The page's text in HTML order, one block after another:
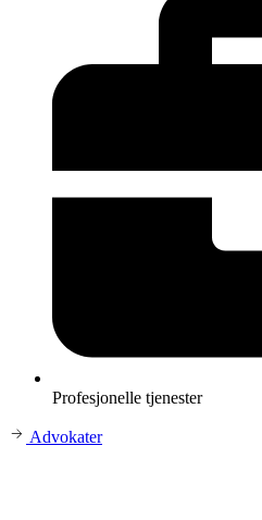
Profesjonelle tjenester
Advokater